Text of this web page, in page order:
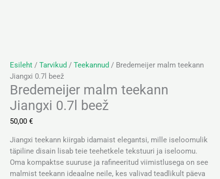
Esileht / Tarvikud / Teekannud / Bredemeijer malm teekann
Jiangxi 0.7l beež
Bredemeijer malm teekann
Jiangxi 0.7l beež
50,00 €
Jiangxi teekann kiirgab idamaist elegantsi, mille iseloomulik
täpiline disain lisab teie teehetkele tekstuuri ja iseloomu.
Oma kompaktse suuruse ja rafineeritud viimistlusega on see
malmist teekann ideaalne neile, kes valivad teadlikult päeva